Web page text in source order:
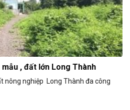
, đất lớn Long Thành
nông nghiệp Long Thành đa công